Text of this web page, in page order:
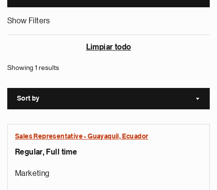
Show Filters
Limpiar todo
Showing 1 results
Sort by Sort
Sales Representative - Guayaquil, Ecuador
Regular, Full time
Marketing